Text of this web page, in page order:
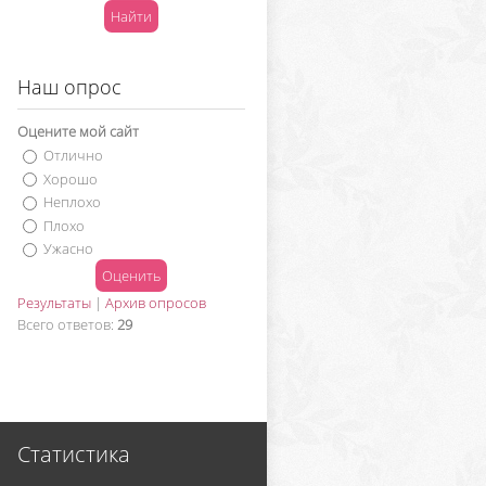
Наш опрос
Оцените мой сайт
Отлично
Хорошо
Неплохо
Плохо
Ужасно
Результаты | Архив опросов
Всего ответов: 29
Статистика